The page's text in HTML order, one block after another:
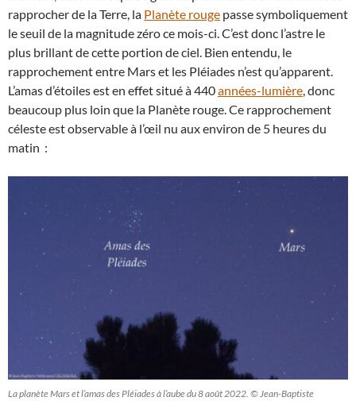
rapprocher de la Terre, la Planète rouge passe symboliquement
le seuil de la magnitude zéro ce mois-ci. C’est donc l’astre le
plus brillant de cette portion de ciel. Bien entendu, le
rapprochement entre Mars et les Pléiades n’est qu’apparent.
L’amas d’étoiles est en effet situé à 440années-lumière , donc
beaucoup plus loin que la Planète rouge. Ce rapprochement
céleste est observable à l’œil nu aux environ de 5 heures du
matin :
La planète Mars et l’amas des Pléiades à l’aube du 8 août 2022. © Jean-Baptiste